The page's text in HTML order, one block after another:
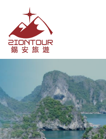
越
安
國
際
旅